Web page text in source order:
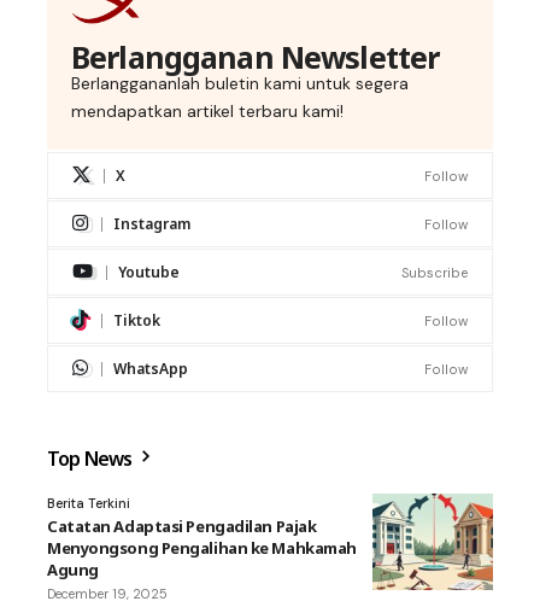
Berlangganan Newsletter
Berlanggananlah buletin kami untuk segera
mendapatkan artikel terbaru kami!
X Follow
Instagram Follow
Youtube Subscribe
Tiktok Follow
WhatsApp Follow
Top News
Berita Terkini
Catatan Adaptasi Pengadilan Pajak
Menyongsong Pengalihan ke Mahkamah
Agung
December 19, 2025